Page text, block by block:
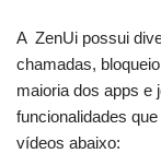
A ZenUi possui
chamadas,
maioria dos apps
funcionalidades
vídeos abaixo: